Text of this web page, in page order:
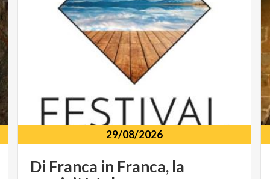
29/08/2026
Di Franca in Franca, la